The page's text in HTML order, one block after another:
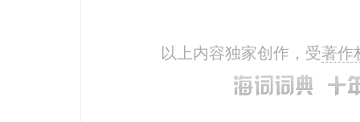
以上内容独家创作，受著作